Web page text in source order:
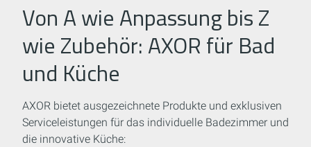
Von A wie Anpassung bis Z
wie Zubehör: AXOR für Bad
und Küche
AXOR bietet ausgezeichnete Produkte und exklusiven
Serviceleistungen für das individuelle Badezimmer und
die innovative Küche: